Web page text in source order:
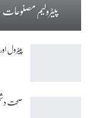
پیٹرولیم مصنوعات
پیٹرول
صحت